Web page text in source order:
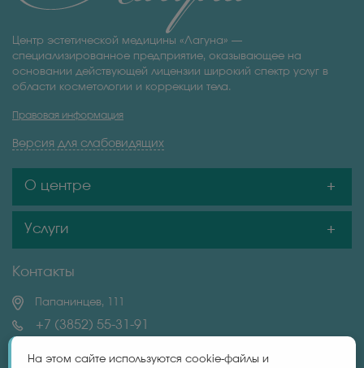
Центр эстетической медицины «Лагуна» —
специализированное предприятие, оказывающее на
основании действующей лицензии широкий спектр услуг в
области косметологии и коррекции тела.
Правовая информация
Версия для слабовидящих
О центре
Услуги
Контакты
Папанинцев, 111
+7 (3852) 55-31-91
На этом сайте используются cookie-файлы и